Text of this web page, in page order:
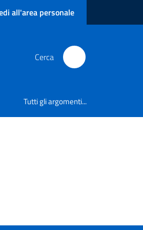
all'area personale
Cerca
Tutti gli argomenti...